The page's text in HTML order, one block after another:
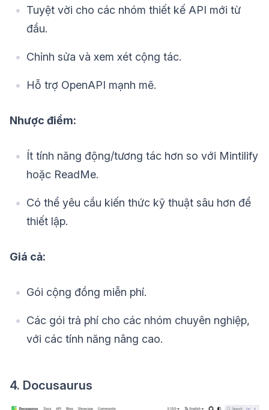
Tuyệt vời cho các nhóm thiết kế API mới từ
đầu.
Chỉnh sửa và xem xét cộng tác.
Hỗ trợ OpenAPI mạnh mẽ.
Nhược điểm:
Ít tính năng động/tương tác hơn so với Mintilify
hoặc ReadMe.
Có thể yêu cầu kiến thức kỹ thuật sâu hơn để
thiết lập.
Giá cả:
Gói cộng đồng miễn phí.
Các gói trả phí cho các nhóm chuyên nghiệp,
với các tính năng nâng cao.
4. Docusaurus